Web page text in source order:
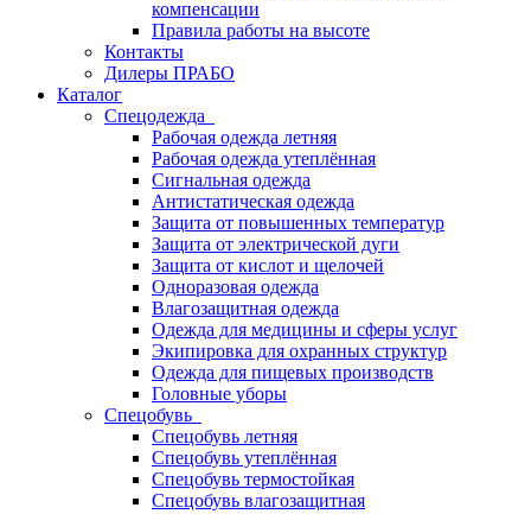
компенсации
Правила работы на высоте
Контакты
Дилеры ПРАБО
Каталог
Спецодежда
Рабочая одежда летняя
Рабочая одежда утеплённая
Сигнальная одежда
Антистатическая одежда
Защита от повышенных температур
Защита от электрической дуги
Защита от кислот и щелочей
Одноразовая одежда
Влагозащитная одежда
Одежда для медицины и сферы услуг
Экипировка для охранных структур
Одежда для пищевых производств
Головные уборы
Спецобувь
Спецобувь летняя
Спецобувь утеплённая
Спецобувь термостойкая
Спецобувь влагозащитная